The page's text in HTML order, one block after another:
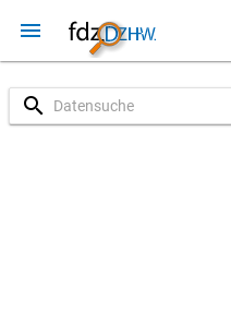
menu
search